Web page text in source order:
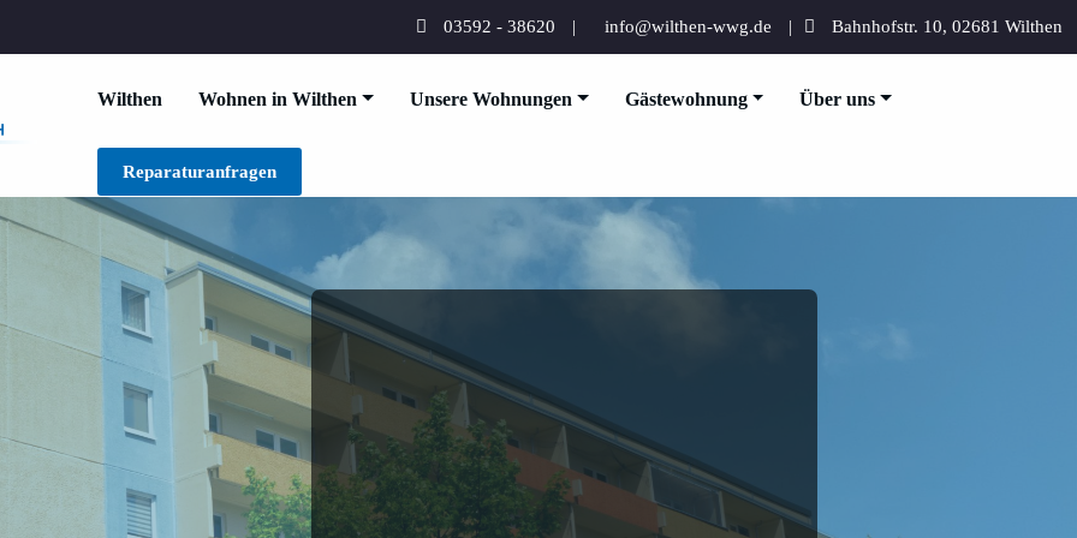
03592 - 38620 info@wilthen-wwg.de Bahnhofstr. 10, 02681 Wilthen
Wilthener Wohnungsbaugesellschaft mbH
Wilthen Wohnenswert Gedacht
Wilthen Wohnen in Wilthen Unsere Wohnungen Gästewohnung Über uns
Reparaturanfragen
Wohnung